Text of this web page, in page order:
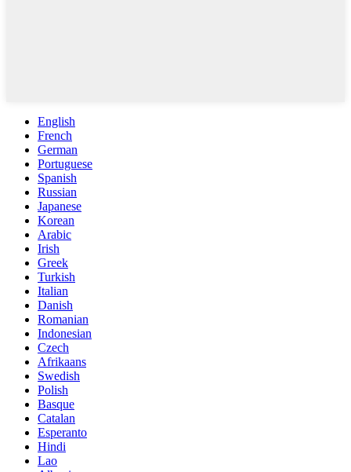
English
French
German
Portuguese
Spanish
Russian
Japanese
Korean
Arabic
Irish
Greek
Turkish
Italian
Danish
Romanian
Indonesian
Czech
Afrikaans
Swedish
Polish
Basque
Catalan
Esperanto
Hindi
Lao